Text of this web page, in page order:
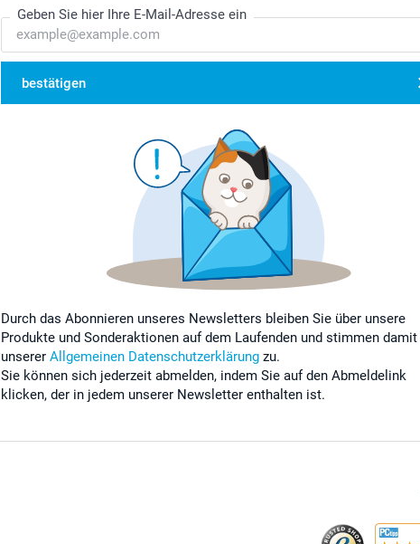
Geben Sie hier Ihre E-Mail-Adresse ein
bestätigen
Durch das Abonnieren unseres Newsletters bleiben Sie über unsere
Produkte und Sonderaktionen auf dem Laufenden und stimmen damit
unserer Allgemeinen Datenschutzerklärung zu.
Sie können sich jederzeit abmelden, indem Sie auf den Abmeldelink
klicken, der in jedem unserer Newsletter enthalten ist.